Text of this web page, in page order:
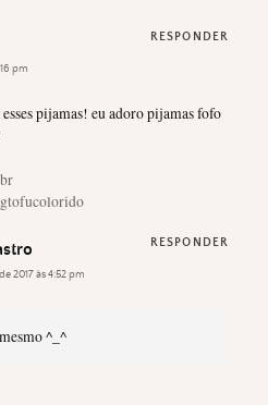
pm
pijamas! eu adoro pijamas fofo
RESPONDER
2017 às 4:52 pm
^_^
RESPONDER